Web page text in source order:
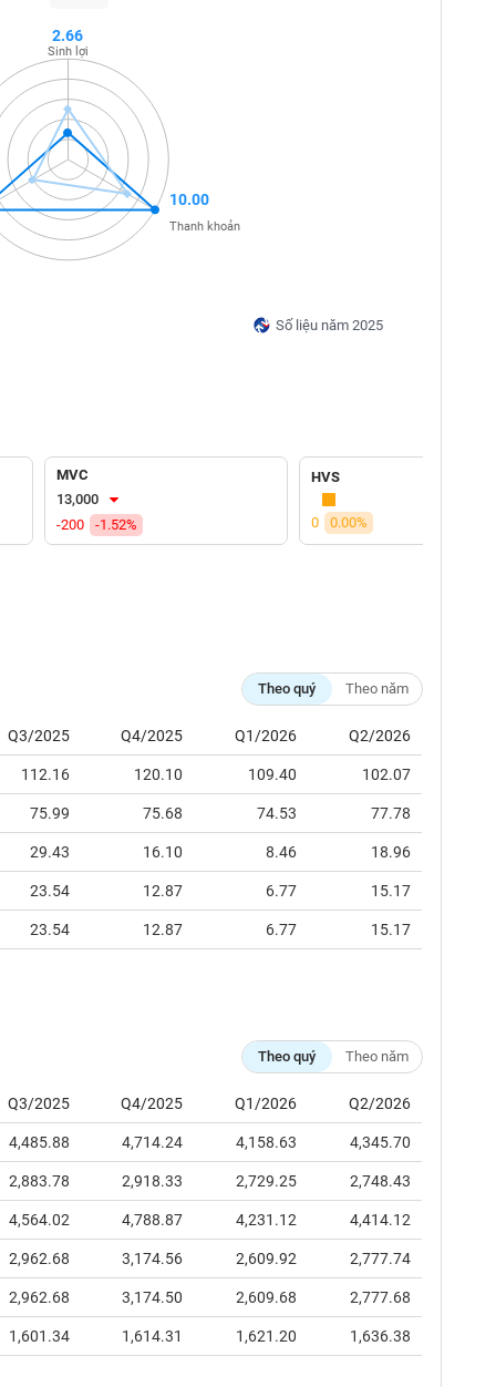
Số liệu năm 2025
2.66
Sinh lợi
10.00
Thanh khoản
MVC
13,000
-200
-1.52%
HVS
0 0.00%
Theo quý Theo năm
Q3/2025 Q4/2025 Q1/2026 Q2/2026
112.16 120.10 109.40 102.07
75.99 75.68 74.53 77.78
29.43 16.10 8.46 18.96
23.54 12.87 6.77 15.17
23.54 12.87 6.77 15.17
Theo quý Theo năm
Q3/2025 Q4/2025 Q1/2026 Q2/2026
4,485.88 4,714.24 4,158.63 4,345.70
2,883.78 2,918.33 2,729.25 2,748.43
4,564.02 4,788.87 4,231.12 4,414.12
2,962.68 3,174.56 2,609.92 2,777.74
2,962.68 3,174.50 2,609.68 2,777.68
1,601.34 1,614.31 1,621.20 1,636.38